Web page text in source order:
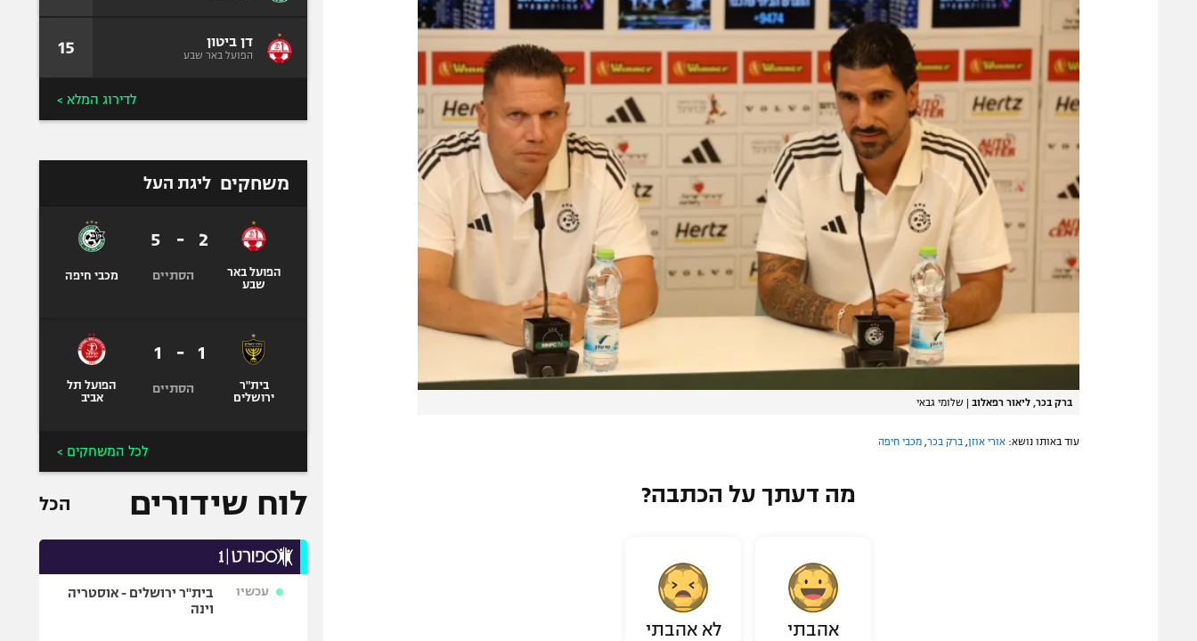
ברק בכר, ליאור רפאלוב שלומי גבאי
עוד באותו נושא: אורי אוזן, ברק בכר, מכבי חיפה
מה דעתך על הכתבה?
אהבתי לא אהבתי
דן ביטון
הפועל באר שבע 15
לדירוג המלא >
משחקים ליגת העל
הפועל באר
שבע
2
-
5
הסתיים מכבי חיפה
בית"ר
ירושלים
1
-
1
הסתיים
הפועל תל
אביב
לכל המשחקים >
לוח שידורים הכל
עכשיו
בית"ר ירושלים - אוסטריה
וינה